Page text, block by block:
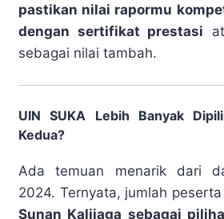
pastikan nilai rapormu
dengan sertifikat prestasi
sebagai nilai tambah.
UIN SUKA Lebih Banyak
Kedua?
Ada temuan menarik dari
2024. Ternyata, jumlah
Sunan Kalijaga sebagai